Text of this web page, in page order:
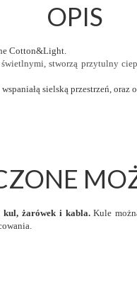
OPIS
Cotton&Light.
stworzą przytulny
sielską przestrzeń,
kul, żarówek i kabla.Kule